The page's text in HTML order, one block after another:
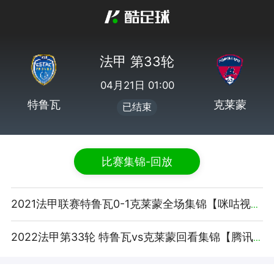
特鲁瓦
法甲 第33轮
04月21日 01:00
已结束 克莱蒙
比赛集锦-回放
2021法甲联赛特鲁瓦0-1克莱蒙全场集锦【咪咕视频】
2022法甲第33轮 特鲁瓦vs克莱蒙回看集锦【腾讯视频】